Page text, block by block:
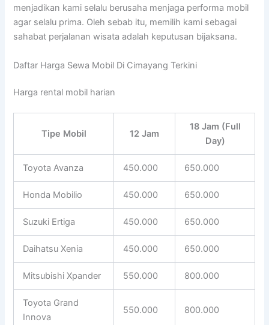
menjadikan kami selalu berusaha menjaga performa mobil
agar selalu prima. Oleh sebab itu, memilih kami sebagai
sahabat perjalanan wisata adalah keputusan bijaksana.
Daftar Harga Sewa Mobil Di Cimayang Terkini
Harga rental mobil harian
Tipe Mobil 12 Jam
18 Jam (Full
Day)
Toyota Avanza 450.000 650.000
Honda Mobilio 450.000 650.000
Suzuki Ertiga 450.000 650.000
Daihatsu Xenia 450.000 650.000
Mitsubishi Xpander 550.000 800.000
Toyota Grand
Innova
550.000 800.000